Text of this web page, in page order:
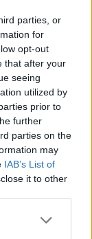
parties, or
for
opt-out
that after your
seeing
utilized by
prior to
further
parties on the
may
IAB’s List of
it to other
Google
2019
στην